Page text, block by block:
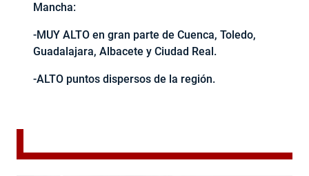
Mancha:
-MUY ALTO en gran parte de Cuenca, Toledo,
Guadalajara, Albacete y Ciudad Real.
-ALTO puntos dispersos de la región.